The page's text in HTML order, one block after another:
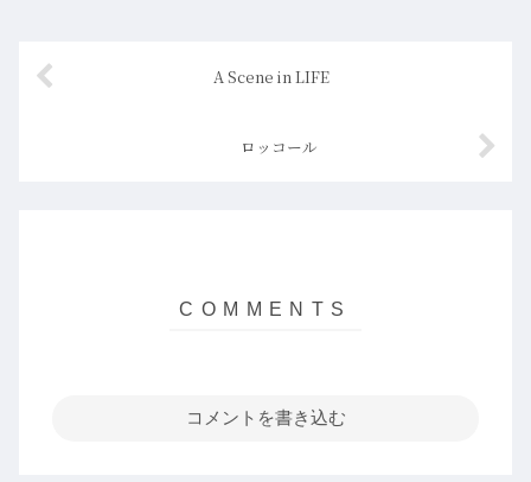
A Scene in LIFE
ロッコール
コメントを書き込む